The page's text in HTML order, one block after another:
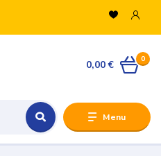
Menu
0
0,00 €